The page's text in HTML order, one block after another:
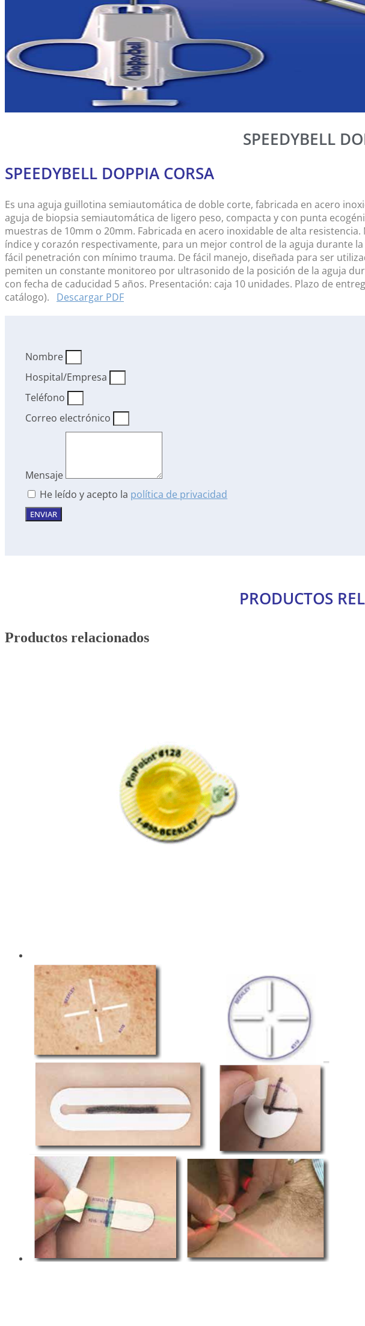
SPEEDYBELL
SPEEDYBELL DOPPIA CORSA
Es una aguja guillotina semiautomática de doble corte, fabricada en acero
aguja de biopsia semiautomática de ligero peso, compacta y con punta
muestras de 10mm o 20mm. Fabricada en acero inoxidable de alta
índice y corazón respectivamente, para un mejor control de la aguja durante
fácil penetración con mínimo trauma. De fácil manejo, diseñada para ser
pemiten un constante monitoreo por ultrasonido de la posición de la aguja
con fecha de caducidad 5 años. Presentación: caja 10 unidades. Plazo de
catálogo). Descargar PDF
Nombre
Hospital/Empresa
Teléfono
Correo electrónico
Mensaje
He leído y acepto la política de privacidad
ENVIAR
PRODUCTOS
Productos relacionados